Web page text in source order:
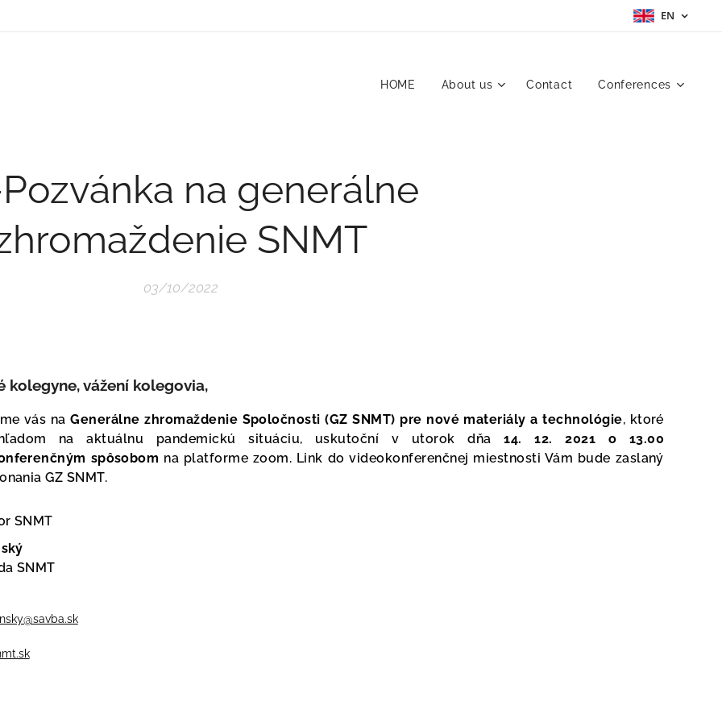
EN
HOME About us Contact Conferences
na generálne
SNMT
03/10/2022
kolegyne, vážení kolegovia,
vás naGenerálne zhromaždenie Spoločnosti (GZ SNMT) pre nové materiály a technológie, ktoré
na aktuálnu pandemickú situáciu, uskutoční v utorok dňa14. 12. 2021 o 13.00
spôsobom na platforme zoom. Link do videokonferenčnej miestnosti Vám bude zaslaný
GZ SNMT.
SNMT
SNMT